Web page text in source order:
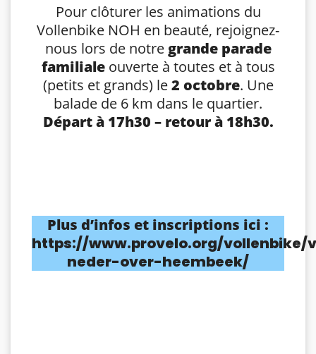
Pour clôturer les animations du
Vollenbike NOH en beauté, rejoignez-
nous lors de notre grande parade
familialeouverte à toutes et à tous
(petits et grands) le2 octobre. Une
balade de 6 km dans le quartier.
Départ à 17h30 – retour à 18h30.
Plus d’infos et inscriptions ici :
https://www.provelo.org/vollenbike/
neder-over-heembeek/